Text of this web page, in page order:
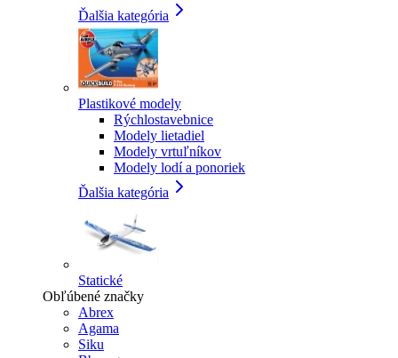
Ďalšia kategória
Plastikové modely
Rýchlostavebnice
Modely lietadiel
Modely vrtuľníkov
Modely lodí a ponoriek
Ďalšia kategória
Statické
Obľúbené značky
Abrex
Agama
Siku